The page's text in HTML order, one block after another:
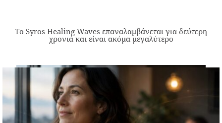
Το Syros Healing Waves επαναλαμβάνεται για δεύτερη
χρονιά και είναι ακόμα μεγαλύτερο